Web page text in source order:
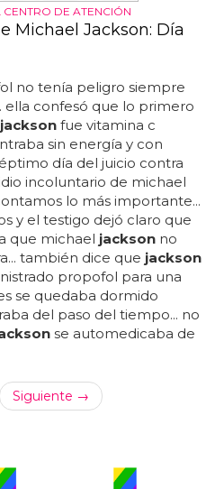
CENTRO DE ATENCIÓN
Michael Jackson: Día
no tenía peligro siempre
ella confesó que lo primero
jackson fue vitamina c
sin energía y con
día del juicio contra
incoluntario de michael
lo más importante...
y el testigo dejó claro que
que michael jackson no
también dice que jackson
propofol para una
se quedaba dormido
del paso del tiempo... no
se automedicaba de
Siguiente →